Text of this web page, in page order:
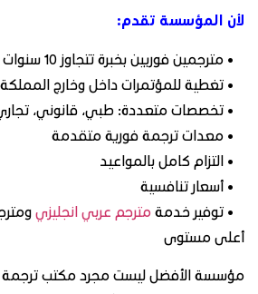
لأن المؤسسة تقدم:
• مترجمين فوريين بخبرة تتجاوز 10 سنوات
• تغطية للمؤتمرات داخل وخارج المملكة
• تخصصات متعددة: طبي، قانوني،
• معدات ترجمة فورية متقدمة
• التزام كامل بالمواعيد
• أسعار تنافسية
• توفير خدمة مترجم عربي انجليزي
أعلى مستوى
مؤسسة الأفضل ليست مجرد مكتب ترجمة